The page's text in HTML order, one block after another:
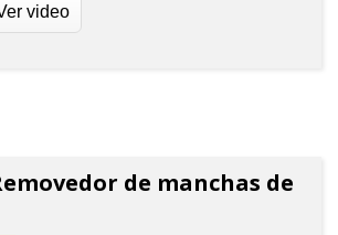
video
de manchas de